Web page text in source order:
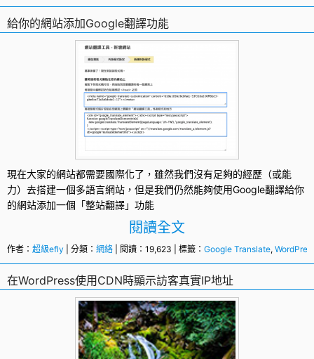
給你的網站添加Google翻譯功能
現在大家的網站都需要國際化了，雖然我們沒有足夠的經歷（或能
力）去搭建一個多語言網站，但是我們仍然能夠使用Google翻譯給你
的網站添加一個「整站翻譯」功能
閱讀全文
作者： 超級efly | 分類： 網絡 | 閱讀：19,623 | 標籤： Google Translate,
在WordPress使用CDN時顯示訪客真實IP地址